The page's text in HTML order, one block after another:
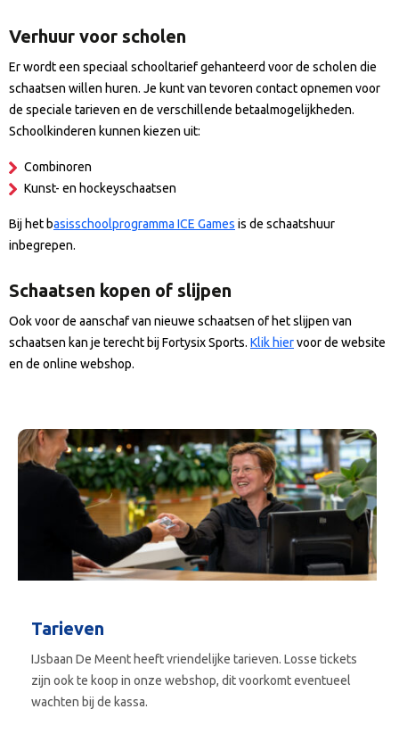
Verhuur voor scholen
Er wordt een speciaal schooltarief gehanteerd voor de scholen die
schaatsen willen huren. Je kunt van tevoren contact opnemen voor
de speciale tarieven en de verschillende betaalmogelijkheden.
Schoolkinderen kunnen kiezen uit:
Combinoren
Kunst- en hockeyschaatsen
Bij het basisschoolprogramma ICE Games is de schaatshuur
inbegrepen.
Schaatsen kopen of slijpen
Ook voor de aanschaf van nieuwe schaatsen of het slijpen van
schaatsen kan je terecht bij Fortysix Sports. Klik hiervoor de website
en de online webshop.
Tarieven
IJsbaan De Meent heeft vriendelijke tarieven. Losse tickets
zijn ook te koop in onze webshop, dit voorkomt eventueel
wachten bij de kassa.